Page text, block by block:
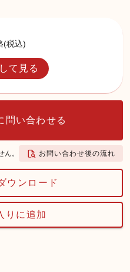
(税込)
て見る
問い合わせる
。 お問い合わせ後の流れ
ウンロード
りに追加